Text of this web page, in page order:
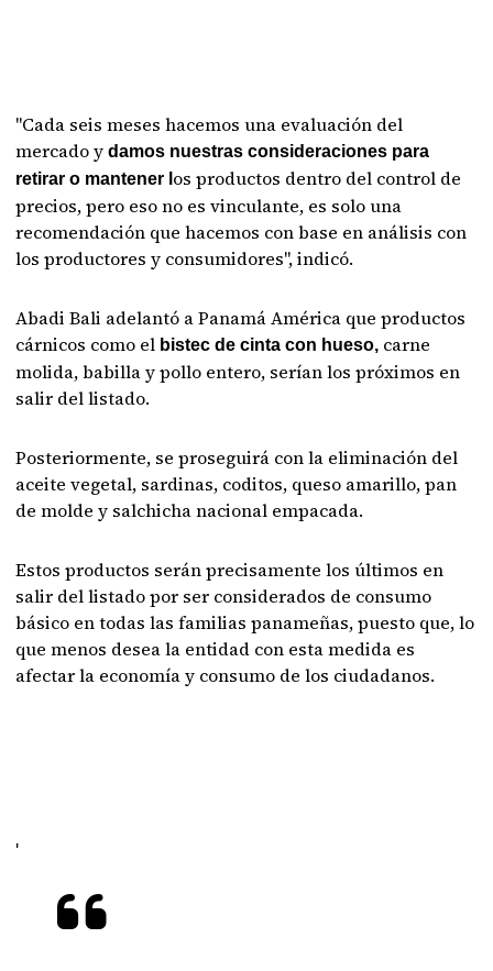
"Cada seis meses hacemos una evaluación del
mercado y damos nuestras consideraciones para
retirar o mantener l os productos dentro del control de
precios, pero eso no es vinculante, es solo una
recomendación que hacemos con base en análisis con
los productores y consumidores", indicó.
Abadi Bali adelantó a Panamá América que productos
cárnicos como el bistec de cinta con hueso, carne
molida, babilla y pollo entero, serían los próximos en
salir del listado.
Posteriormente, se proseguirá con la eliminación del
aceite vegetal, sardinas, coditos, queso amarillo, pan
de molde y salchicha nacional empacada.
Estos productos serán precisamente los últimos en
salir del listado por ser considerados de consumo
básico en todas las familias panameñas, puesto que, lo
que menos desea la entidad con esta medida es
afectar la economía y consumo de los ciudadanos.
'